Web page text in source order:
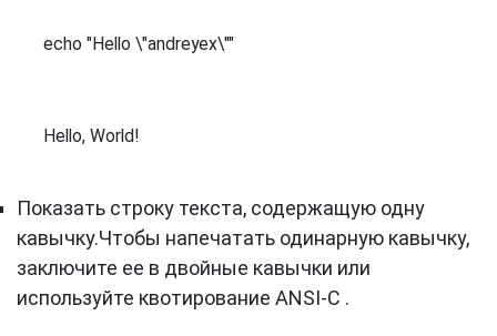
echo "Hello \"andreyex\""
Hello, World!
Показать строку текста, содержащую одну
кавычку.Чтобы напечатать одинарную кавычку,
заключите ее в двойные кавычки или
используйте квотирование ANSI-C .